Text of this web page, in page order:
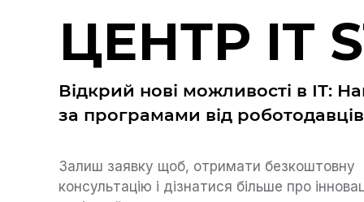
ЦЕНТР IT
Відкрий нові можливості в ІТ:
за програмами від роботодавців
Залиш заявку щоб, отримати безкоштовну
консультацію і дізнатися більше про